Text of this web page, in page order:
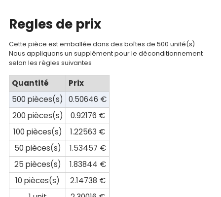
compte
Mon
panier
Contact
Regles de prix
Cette pièce est emballée dans des boîtes de 500 unité(s)
Nous appliquons un supplément pour le déconditionnement
selon les règles suivantes
Quantité
Prix
500 pièces(s)
0.50646 €
200 pièces(s)
0.92176 €
100 pièces(s)
1.22563 €
50 pièces(s)
1.53457 €
25 pièces(s)
1.83844 €
10 pièces(s)
2.14738 €